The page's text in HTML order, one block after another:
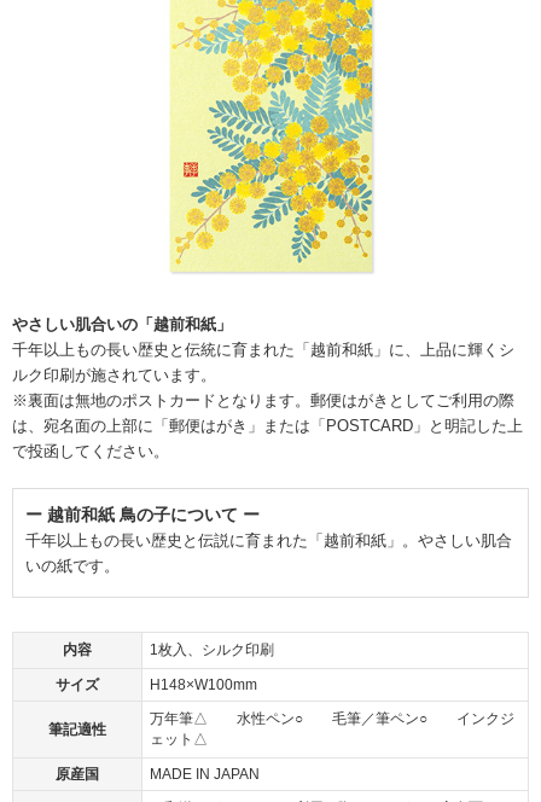
やさしい肌合いの「越前和紙」
千年以上もの長い歴史と伝統に育まれた「越前和紙」に、上品に輝くシ
ルク印刷が施されています。
※裏面は無地のポストカードとなります。郵便はがきとしてご利用の際
は、宛名面の上部に「郵便はがき」または「POSTCARD」と明記した上
で投函してください。
ー 越前和紙 鳥の子について ー
千年以上もの長い歴史と伝説に育まれた「越前和紙」。やさしい肌合
いの紙です。
内容 1枚入、シルク印刷
サイズ H148×W100mm
筆記適性
万年筆△ 水性ペン○ 毛筆／筆ペン○ インクジ
ェット△
原産国
MADE IN JAPAN